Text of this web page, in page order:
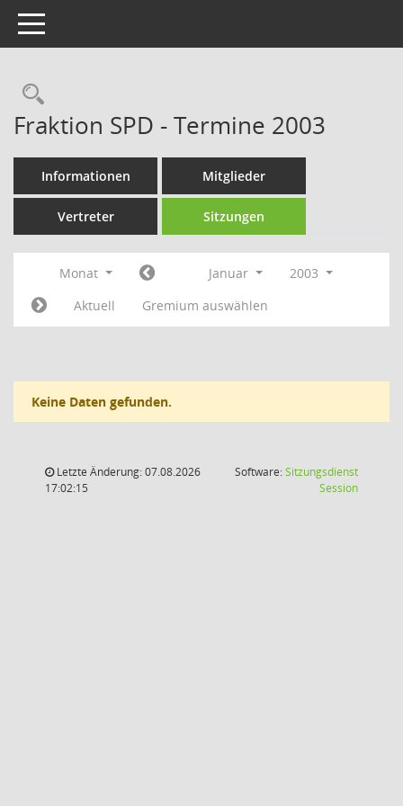
Toggle navigation
Rechercheauswahl
Fraktion SPD - Termine 2003
Informationen Mitglieder
Vertreter Sitzungen
Monat Januar
2003
Aktuell
Gremium auswählen
Keine Daten gefunden.
Letzte Änderung: 07.08.2026
17:02:15
Software:Sitzungsdienst
Session(Wird in